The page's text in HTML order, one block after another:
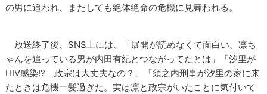
の男に追われ、またしても絶体絶命の危機に見舞われる。
放送終了後、SNS上には、「展開が読めなくて面白い。凛ち
ゃんを追っている男が内田有紀とつながってたとは」「汐里が
HIV感染!? 政宗は大丈夫なの？」「須之内刑事が汐里の家に来
たときは危機一髪過ぎた。実は凛と政宗がいたことに気付いて